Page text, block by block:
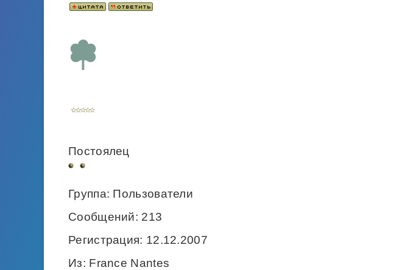
Постоялец
Группа: Пользователи
Сообщений: 213
Регистрация: 12.12.2007
Из: France Nantes